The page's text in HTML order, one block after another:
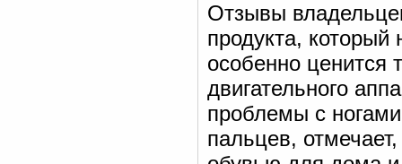
Отзывы
продукта,
особенно ценится
двигательного
проблемы с
пальцев,